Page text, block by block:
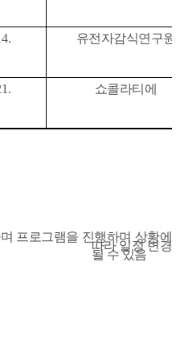
유전자감식연구원
쇼콜라티에
프로그램을 진행하며 상황에
따라 일정 변경
될 수 있음